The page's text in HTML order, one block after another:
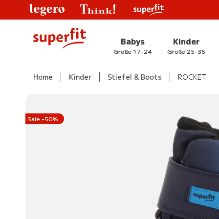
Babys
Größe 17-24
Kinder
Größe 25-35
Home Kinder Stiefel & Boots ROCKET
Sale -50%